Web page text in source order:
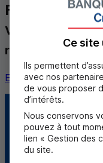
Faire une
Vous souhaitez
réclamation
En savoir plus
assistance
Ce site
Ils permettent
avec nos
de vous proposer
d’intérêts.
Nous conservons
pouvez à tout
lien « Gestion des
du site.